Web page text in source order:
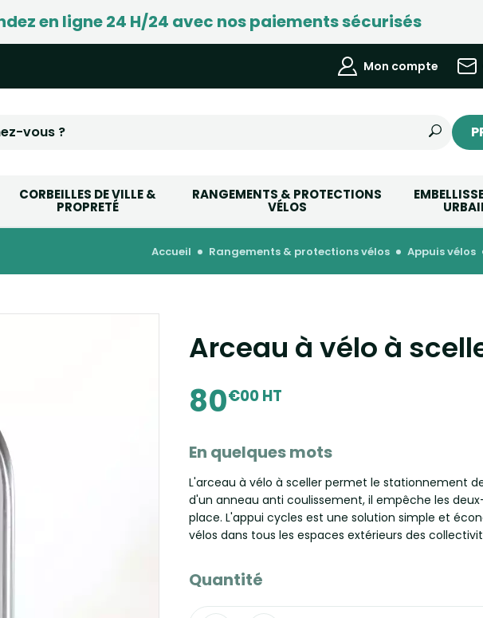
en ligne 24 H/24 avec nos paiements sécurisés
Mon compte
CORBEILLES DE VILLE &
PROPRETÉ
RANGEMENTS & PROTECTIONS
VÉLOS
accueil rangements & protections vélos appuis vélos
Arceau à vélo à
80€00 HT
En quelques mots
L'arceau à vélo à sceller permet le stationnement
d'un anneau anti coulissement, il empêche les
place. L'appui cycles est une solution simple et
vélos dans tous les espaces extérieurs des
Quantité